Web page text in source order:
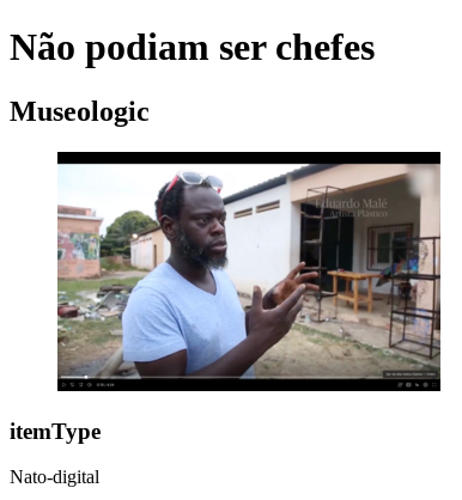
Não podiam ser chefes
Museologic
itemType
Nato-digital